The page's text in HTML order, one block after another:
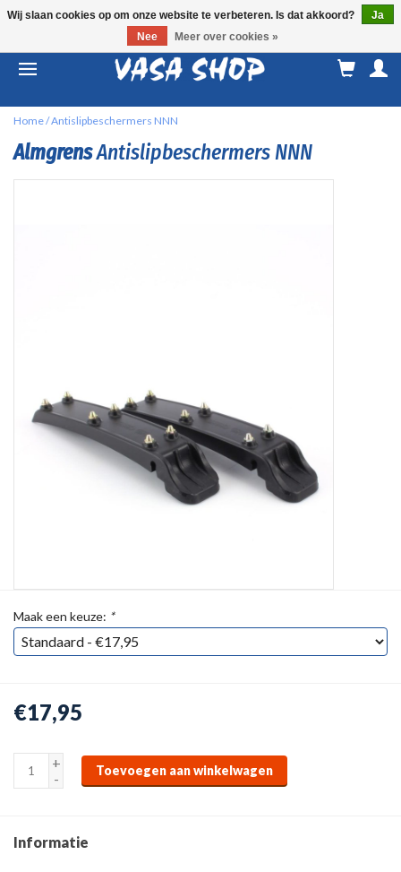
Home/Antislipbeschermers NNN
AlmgrensAntislipbeschermers NNN
Maak een keuze: *
€17,95
+
-
Toevoegen aan winkelwagen
Informatie
Wij slaan cookies op om onze website te verbeteren. Is dat akkoord?
Ja
Nee
Meer over cookies »